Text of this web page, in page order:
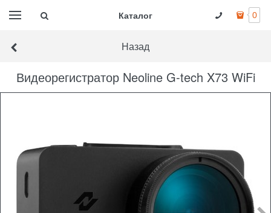
Каталог 0
Назад
Видеорегистратор Neoline G-tech X73 WiFi